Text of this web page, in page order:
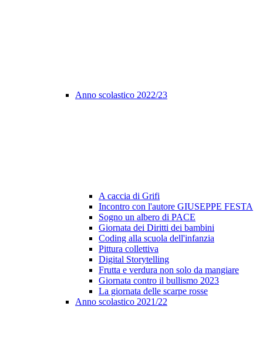
Anno scolastico 2022/23
A caccia di Grifi
Incontro con l'autore GIUSEPPE FESTA
Sogno un albero di PACE
Giornata dei Diritti dei bambini
Coding alla scuola dell'infanzia
Pittura collettiva
Digital Storytelling
Frutta e verdura non solo da mangiare
Giornata contro il bullismo 2023
La giornata delle scarpe rosse
Anno scolastico 2021/22